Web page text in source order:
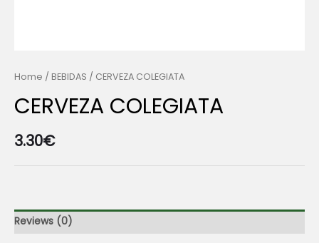
Home / BEBIDAS / CERVEZA COLEGIATA
CERVEZA COLEGIATA
3.30€
Reviews (0)